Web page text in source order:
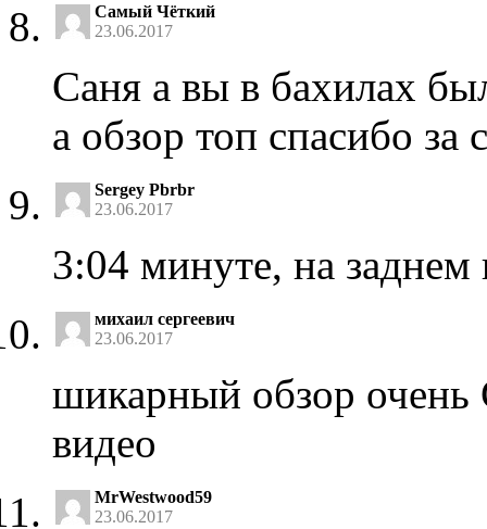
Самый Чёткий
23.06.2017
Саня а вы в бахилах
а обзор топ спасибо за
Sergey Pbrbr
23.06.2017
3:04 минуте, на заднем
михаил сергеевич
23.06.2017
шикарный обзор
видео
MrWestwood59
23.06.2017